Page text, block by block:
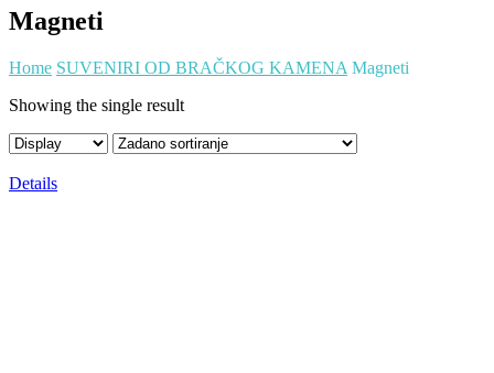
Magneti
Home SUVENIRI OD BRAČKOG KAMENA Magneti
Showing the single result
Details